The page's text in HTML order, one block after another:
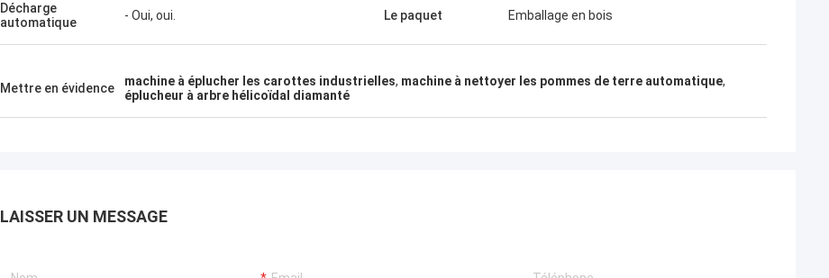
Décharge
automatique
- Oui, oui. Le paquet Emballage en bois
Mettre en évidence machine à éplucher les carottes industrielles, machine à nettoyer les pommes de terre automatique,
éplucheur à arbre hélicoïdal diamanté
LAISSER UN MESSAGE